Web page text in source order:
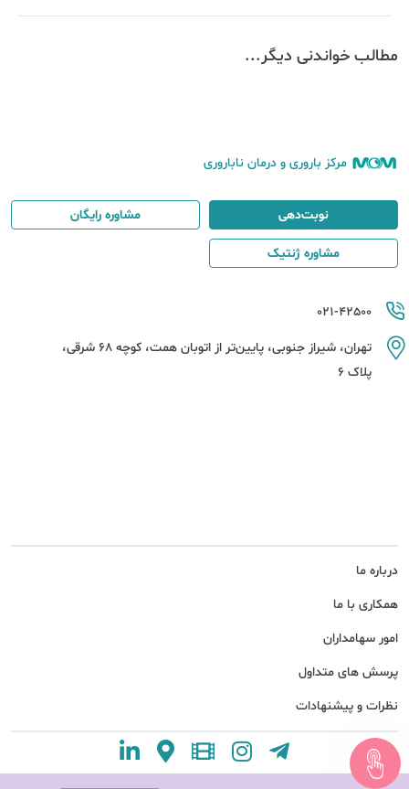
مطالب خواندنی دیگر...
مرکز باروری و درمان ناباروری
درباره ما
همکاری با ما
امور سهامداران
پرسش های متداول
نظرات و پیشنهادات
021-42500
تهران، شیراز جنوبی، پایین‌تر از اتوبان همت، کوچه 68 شرقی،
پلاک 6
نوبت‌دهی مشاوره رایگان
مشاوره ژنتیک